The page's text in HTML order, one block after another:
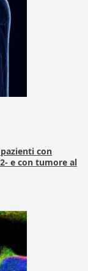
con
e con tumore al